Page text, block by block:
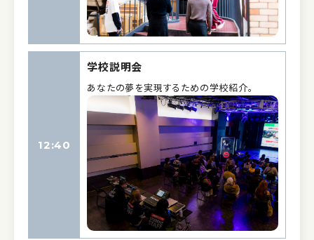
12:40
学校説明会
あなたの夢を実現するための学校紹介。